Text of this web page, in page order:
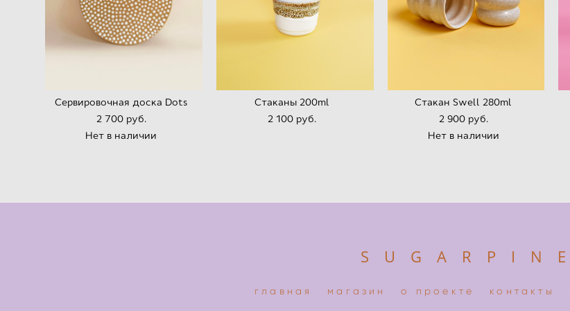
Сервировочная доска Dots
2 700 pуб.
Нет в наличии
Стаканы 200ml
2 100 pуб.
Стaкан Swell 280ml
2 900 pуб.
Нет в наличии
S U G A R P I N E
главная магазин о проекте контакты